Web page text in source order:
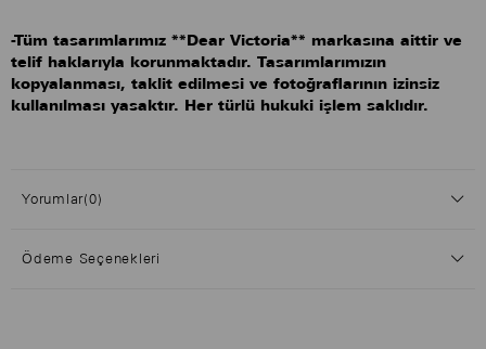
-Tüm tasarımlarımız **Dear Victoria** markasına aittir ve
telif haklarıyla korunmaktadır. Tasarımlarımızın
kopyalanması, taklit edilmesi ve fotoğraflarının izinsiz
kullanılması yasaktır. Her türlü hukuki işlem saklıdır.
Yorumlar(0)
Ödeme Seçenekleri